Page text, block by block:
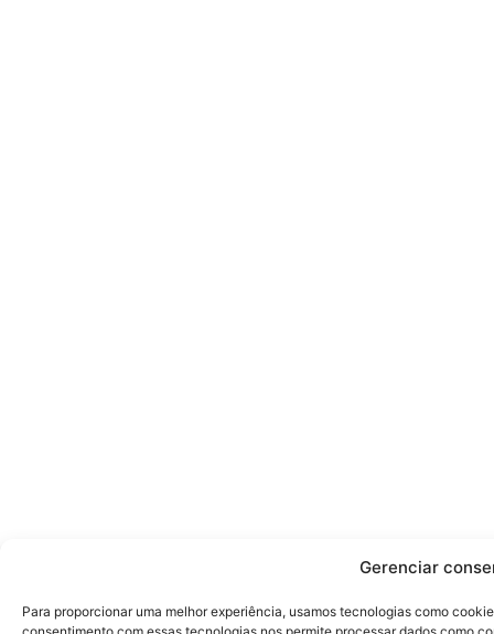
Gerenciar
Para proporcionar uma melhor experiência, usamos tecnologias como